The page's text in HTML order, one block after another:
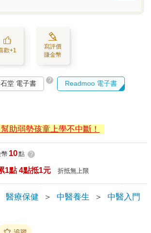
歡+1
寫評價
賺金幣
堂 電子書 ? Readmoo 電子書
助弱勢孩童上學不中斷！
10點 ?
1點 4點抵1元 折抵無上限
醫療保健 ＞ 中醫養生 ＞ 中醫入門